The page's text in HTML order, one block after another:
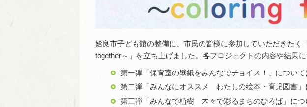
姶良市子ども館の整備に、市民の皆様に参加していただきた
together～」を立ち上げました。各プロジェクトの内容や結果
第一弾「保育室の壁紙をみんなでチョイス！」について
第二弾「みんなにオススメ わたしの絵本・育児図書」
第三弾「みんなで植樹
木々で彩るまちのひろば」につ